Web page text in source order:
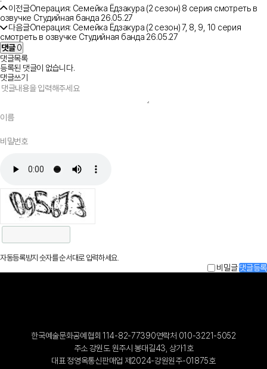
이전글Операция: Семейка Ёдзакура (2 сезон) 8 серия смотреть в
озвучке Студийная банда 26.05.27
다음글Операция: Семейка Ёдзакура (2 сезон) 7, 8, 9, 10 серия
смотреть в озвучке Студийная банда 26.05.27
댓글0
댓글목록
등록된 댓글이 없습니다.
댓글쓰기
자동등록방지 숫자를 순서대로 입력하세요.
비밀글 댓글등록
한국예술문화공예협회 114-82-77390연락처 010-3221-5052
주소 강원도 원주시 봉대길43, 상가1호
대표 정영옥통신판매업 제2024-강원원주-01875호